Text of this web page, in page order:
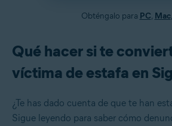
Obténgalo para PC, Mac,
Qué hacer si te
víctima de estafa en
¿Te has dado cuenta de que te han
Sigue leyendo para saber cómo